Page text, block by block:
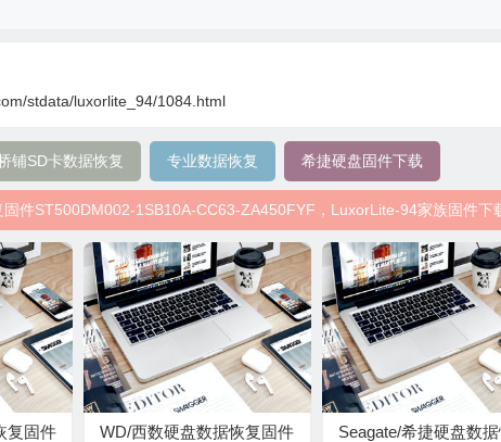
stdata/luxorlite_94/1084.html
铺SD卡数据恢复 专业数据恢复 希捷硬盘固件下载
件ST500DM002-1SB10A-CC63-ZA450FYF，LuxorLite-94家族固件下
复固件
WD/西数硬盘数据恢复固件
Seagate/希捷硬盘数